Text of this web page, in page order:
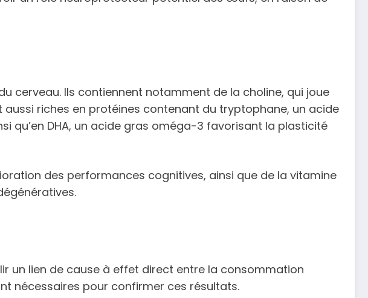
cerveau. Ils contiennent notamment de la choline, qui joue
riches en protéines contenant du tryptophane, un acide
qu’en DHA, un acide gras oméga-3 favorisant la plasticité
des performances cognitives, ainsi que de la vitamine
un lien de cause à effet direct entre la consommation
nécessaires pour confirmer ces résultats.